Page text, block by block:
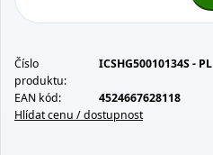
Číslo
produktu:
ICSHG50010134S - PL
EAN kód:
4524667628118
Hlídat cenu / dostupnost